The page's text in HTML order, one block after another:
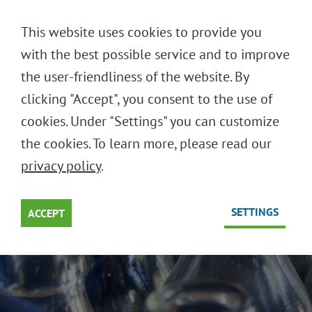
This website uses cookies to provide you
with the best possible service and to improve
the user-friendliness of the website. By
clicking "Accept", you consent to the use of
cookies. Under "Settings" you can customize
the cookies. To learn more, please read our
privacy policy.
ACCEPT SETTINGS
ENGLISH
I CHOOSE:REUSE
It makes sense to reuse.